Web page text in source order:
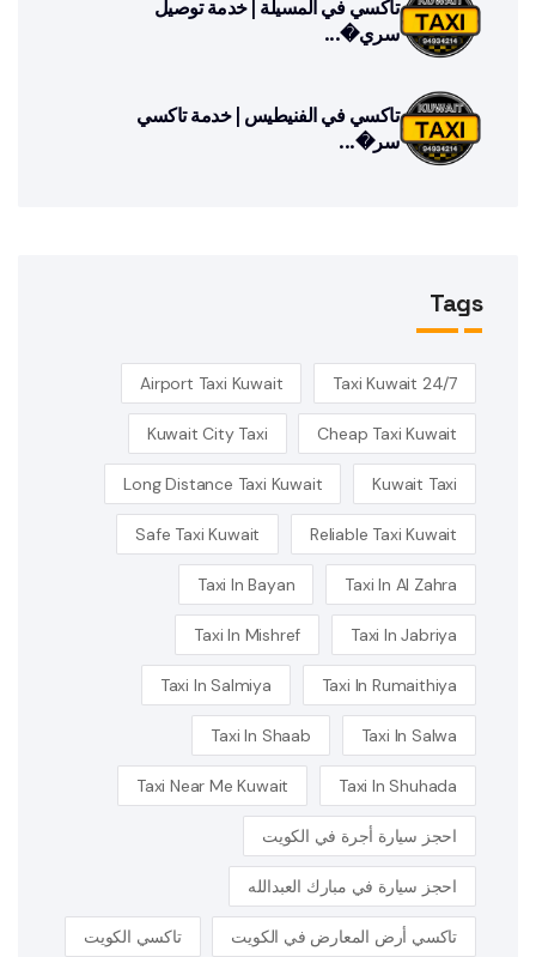
تاكسي في المسيلة | خدمة توصيل
سري�...
تاكسي في الفنيطيس | خدمة تاكسي
سر�...
Tags
24/7 Taxi Kuwait
Airport Taxi Kuwait
Cheap Taxi Kuwait
Kuwait City Taxi
Kuwait Taxi
Long Distance Taxi Kuwait
Reliable Taxi Kuwait
Safe Taxi Kuwait
Taxi In Al Zahra
Taxi In Bayan
Taxi In Jabriya
Taxi In Mishref
Taxi In Rumaithiya
Taxi In Salmiya
Taxi In Salwa
Taxi In Shaab
Taxi In Shuhada
Taxi Near Me Kuwait
احجز سيارة أجرة في الكويت
احجز سيارة في مبارك العبدالله
تاكسي أرض المعارض في الكويت تاكسي الكويت